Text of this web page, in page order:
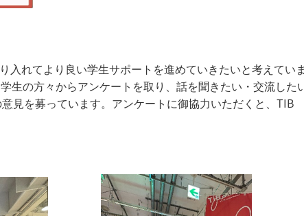
入れてより良い学生サポートを進めていきたいと考えてい
生の方々からアンケートを取り、話を聞きたい・交流した
見を募っています。アンケートに御協力いただくと、TIB